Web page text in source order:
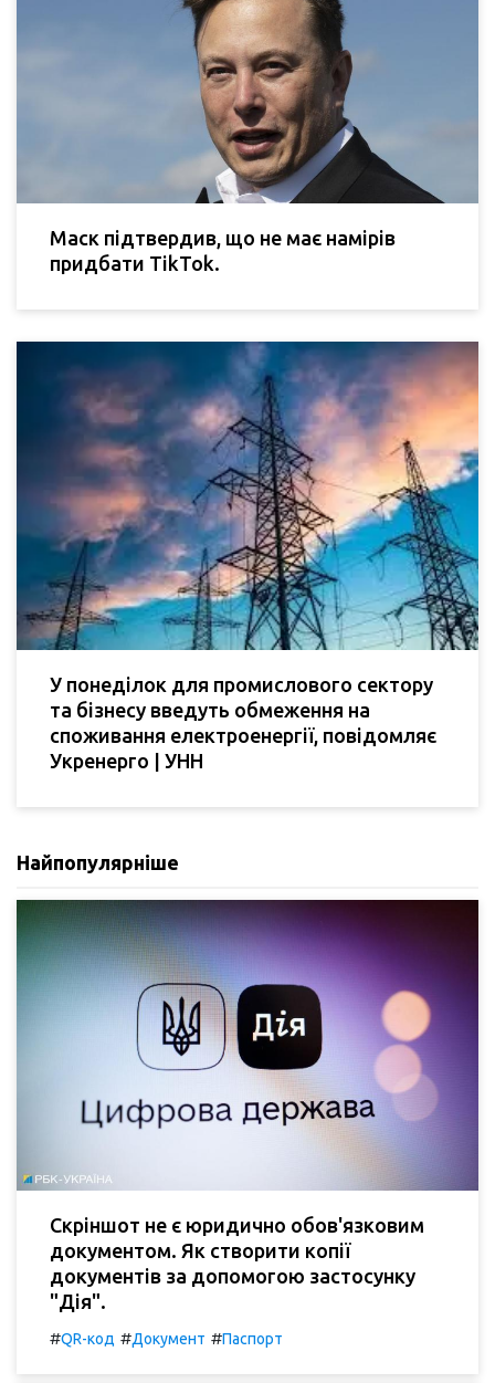
Маск підтвердив, що не має намірів
придбати TikTok.
У понеділок для промислового сектору
та бізнесу введуть обмеження на
споживання електроенергії, повідомляє
Укренерго | УНН
Найпопулярніше
Скріншот не є юридично обов'язковим
документом. Як створити копії
документів за допомогою застосунку
"Дія".
#QR-код #Документ #Паспорт